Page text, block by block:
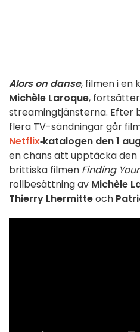
Alors on danse, filmen i en
Michèle Laroque,
streamingtjänsterna. Efter
flera TV-sändningar går
Netflix‑katalogen den 1
en chans att upptäcka den
brittiska filmen Finding
rollbesättning av Michèle
Thierry Lhermitteoch